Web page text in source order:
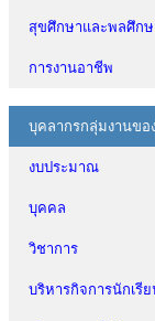
สุขศึกษาและพลศึกษ
การงานอาชีพ
บุคลากรกลุ่มงานขอ
งบประมาณ
บุคคล
วิชาการ
บริหารกิจการนักเรี